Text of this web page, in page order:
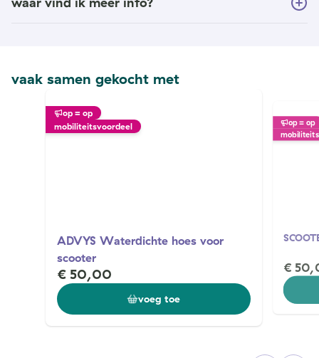
vaak samen gekocht met
op = op
mobiliteitsvoordeel
ADVYS Waterdichte hoes voor
scooter
€ 50,00
voeg toe
op = op
€